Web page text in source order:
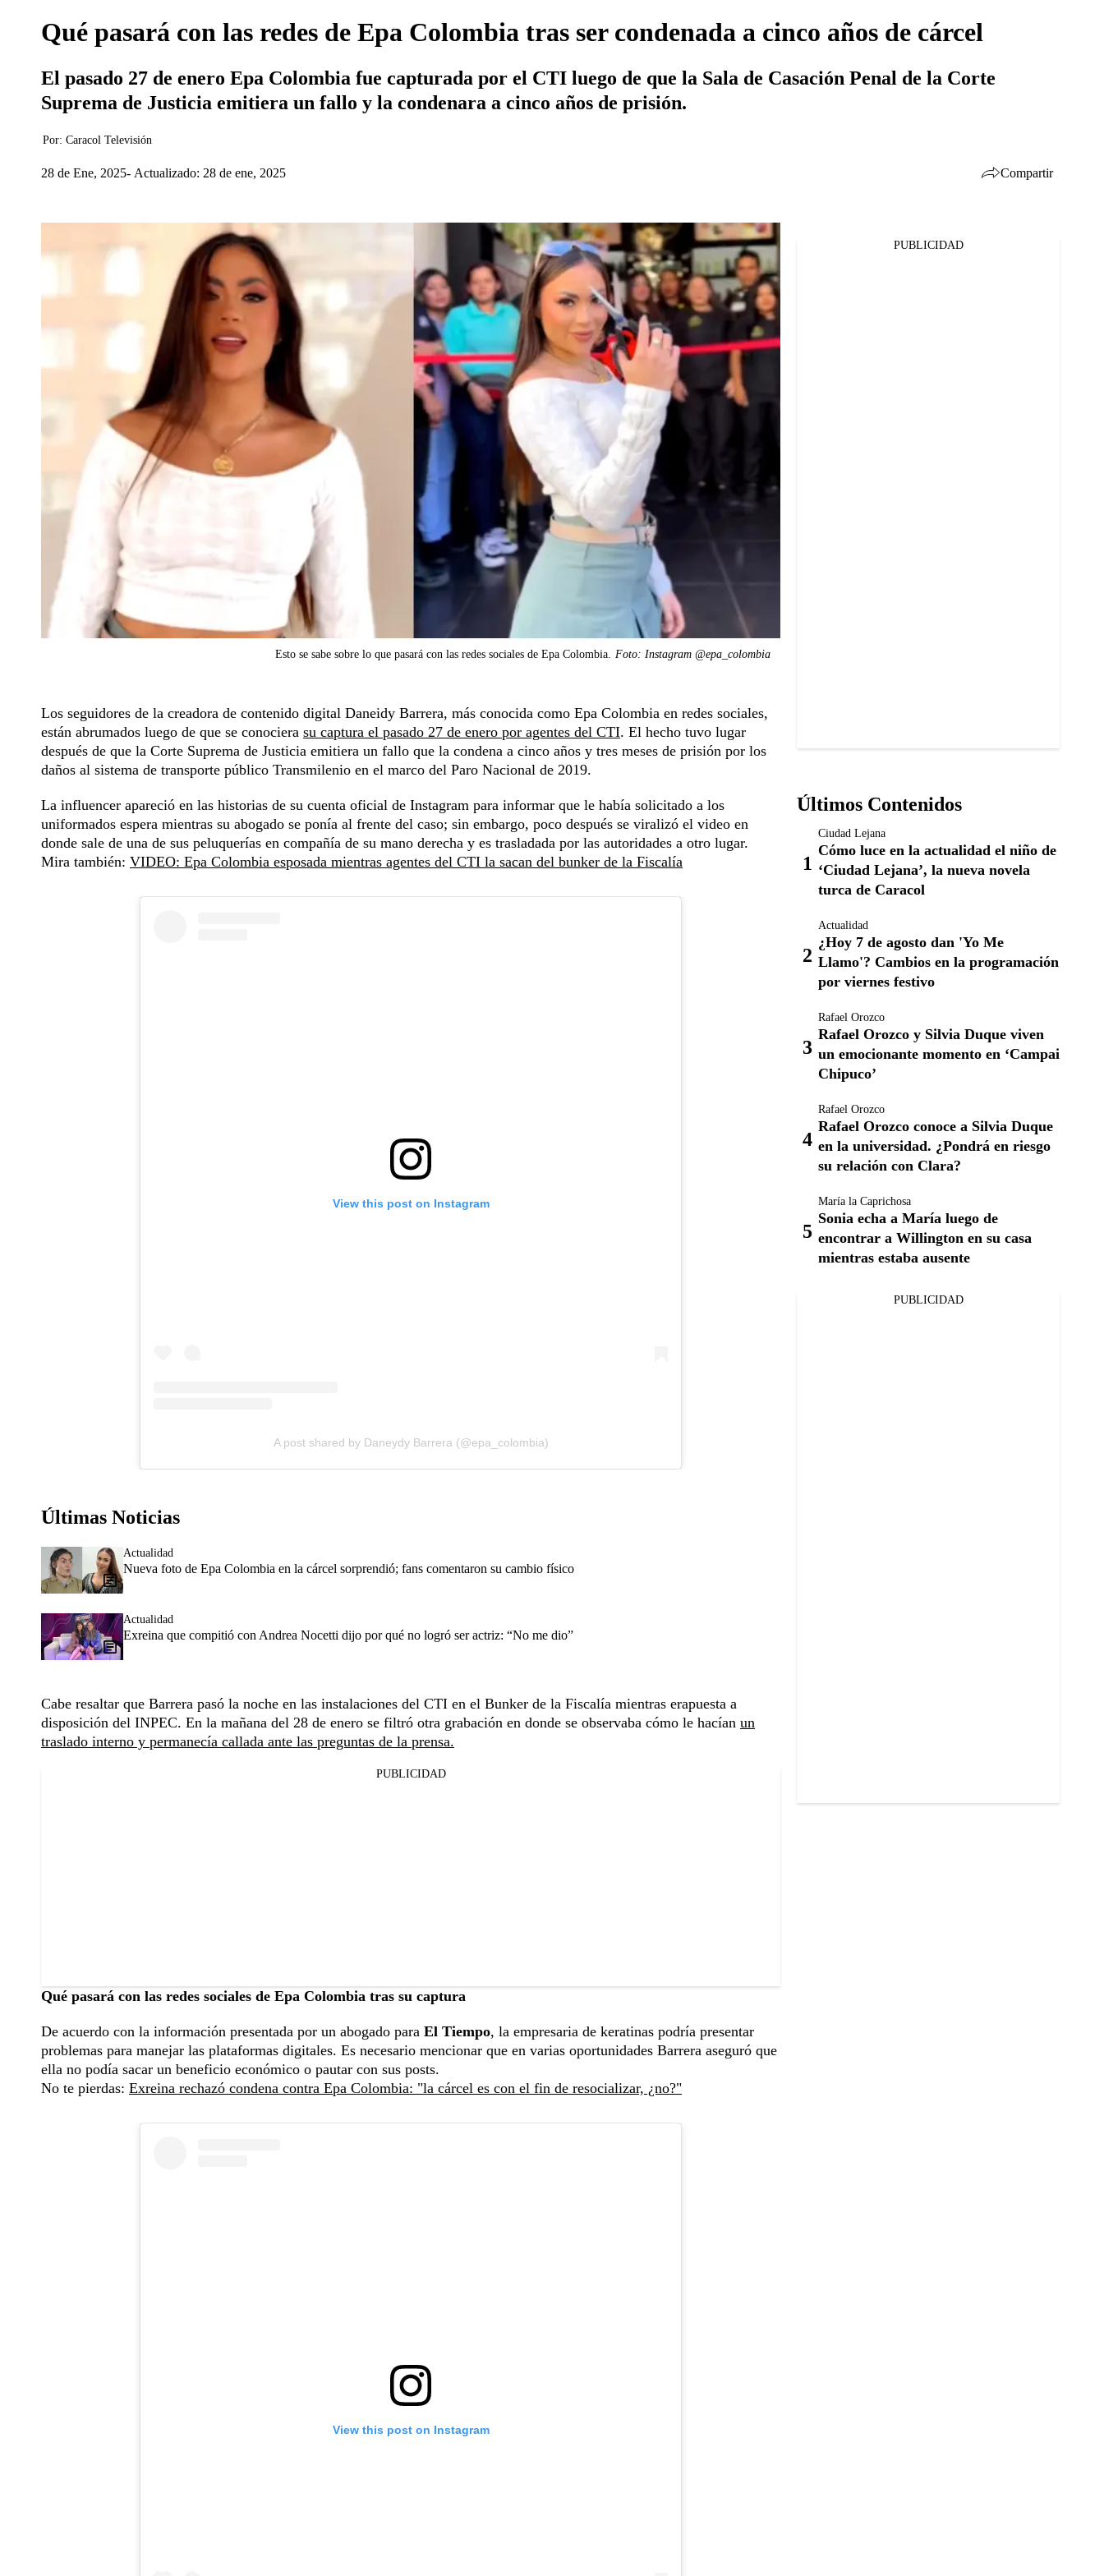
Qué pasará con las redes de Epa Colombia tras ser condenada a cinco años de cárcel
El pasado 27 de enero Epa Colombia fue capturada por el CTI luego de que la Sala de Casación Penal de la Corte
Suprema de Justicia emitiera un fallo y la condenara a cinco años de prisión.
Por: Caracol Televisión
28 de Ene, 2025 Actualizado: 28 de ene, 2025 Compartir
Twitter
Esto se sabe sobre lo que pasará con las redes sociales de Epa Colombia. Foto: Instagram @epa_colombia
Los seguidores de la creadora de contenido digital Daneidy Barrera, más conocida como Epa Colombia en redes sociales,
están abrumados luego de que se conociera su captura el pasado 27 de enero por agentes del CTI. El hecho tuvo lugar
después de que la Corte Suprema de Justicia emitiera un fallo que la condena a cinco años y tres meses de prisión por los
daños al sistema de transporte público Transmilenio en el marco del Paro Nacional de 2019.
La influencer apareció en las historias de su cuenta oficial de Instagram para informar que le había solicitado a los
uniformados espera mientras su abogado se ponía al frente del caso; sin embargo, poco después se viralizó el video en
donde sale de una de sus peluquerías en compañía de su mano derecha y es trasladada por las autoridades a otro lugar.
Mira también: VIDEO: Epa Colombia esposada mientras agentes del CTI la sacan del bunker de la Fiscalía
View this post on Instagram
A post shared by Daneydy Barrera (@epa_colombia)
Últimas Noticias
Actualidad
Nueva foto de Epa Colombia en la cárcel sorprendió; fans comentaron su cambio físico
Actualidad
Exreina que compitió con Andrea Nocetti dijo por qué no logró ser actriz: “No me dio”
Cabe resaltar que Barrera pasó la noche en las instalaciones del CTI en el Bunker de la Fiscalía mientras erapuesta a
disposición del INPEC. En la mañana del 28 de enero se filtró otra grabación en donde se observaba cómo le hacían un
traslado interno y permanecía callada ante las preguntas de la prensa.
PUBLICIDAD
Qué pasará con las redes sociales de Epa Colombia tras su captura
De acuerdo con la información presentada por un abogado para El Tiempo, la empresaria de keratinas podría presentar
problemas para manejar las plataformas digitales. Es necesario mencionar que en varias oportunidades Barrera aseguró que
ella no podía sacar un beneficio económico o pautar con sus posts.
No te pierdas: Exreina rechazó condena contra Epa Colombia: "la cárcel es con el fin de resocializar, ¿no?"
View this post on Instagram
PUBLICIDAD
Últimos Contenidos
Ciudad Lejana
Cómo luce en la actualidad el niño de
‘Ciudad Lejana’, la nueva novela
turca de Caracol
Actualidad
¿Hoy 7 de agosto dan 'Yo Me
Llamo'? Cambios en la programación
por viernes festivo
Rafael Orozco
Rafael Orozco y Silvia Duque viven
un emocionante momento en ‘Campai
Chipuco’
Rafael Orozco
Rafael Orozco conoce a Silvia Duque
en la universidad. ¿Pondrá en riesgo
su relación con Clara?
María la Caprichosa
Sonia echa a María luego de
encontrar a Willington en su casa
mientras estaba ausente
PUBLICIDAD